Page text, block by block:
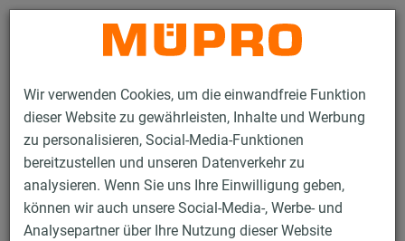
Wir verwenden Cookies, um die einwandfreie Funktion
dieser Website zu gewährleisten, Inhalte und Werbung
zu personalisieren, Social-Media-Funktionen
bereitzustellen und unseren Datenverkehr zu
analysieren. Wenn Sie uns Ihre Einwilligung geben,
können wir auch unsere Social-Media-, Werbe- und
Analysepartner über Ihre Nutzung dieser Website
Kontakt
Produkte Befestigungstechnik
Edelstahlprodukte
Edelstahl-Installationsschienen
MPC-Halteklammern